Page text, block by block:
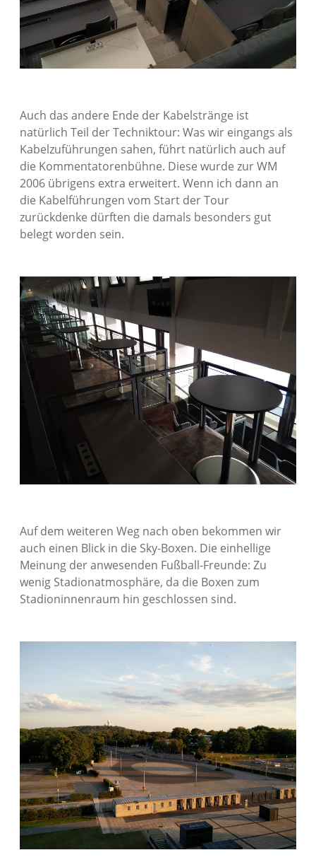
Auch das andere Ende der Kabelstränge ist
natürlich Teil der Techniktour: Was wir eingangs als
Kabelzuführungen sahen, führt natürlich auch auf
die Kommentatorenbühne. Diese wurde zur WM
2006 übrigens extra erweitert. Wenn ich dann an
die Kabelführungen vom Start der Tour
zurückdenke dürften die damals besonders gut
belegt worden sein.
Auf dem weiteren Weg nach oben bekommen wir
auch einen Blick in die Sky-Boxen. Die einhellige
Meinung der anwesenden Fußball-Freunde: Zu
wenig Stadionatmosphäre, da die Boxen zum
Stadioninnenraum hin geschlossen sind.